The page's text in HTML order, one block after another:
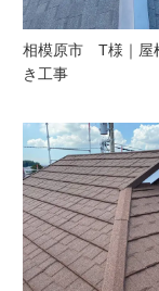
相模原市 T様｜屋
き工事